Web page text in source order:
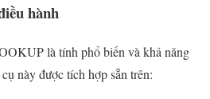
hành
là tính phổ biến và khả năng
này được tích hợp sẵn trên: